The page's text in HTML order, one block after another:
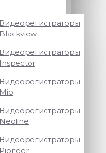
Видеорегистраторы
Blackview
Видеорегистраторы
Inspector
Видеорегистраторы
Mio
Видеорегистраторы
Neoline
Видеорегистраторы
Pioneer